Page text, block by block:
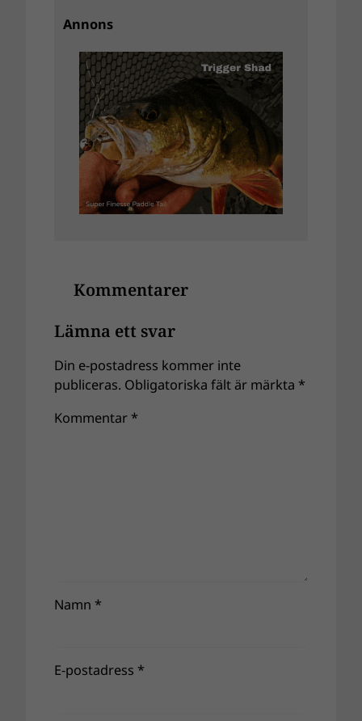
Annons
Kommentarer
Lämna ett svar
Din e-postadress kommer inte
publiceras. Obligatoriska fält är märkta *
Kommentar *
Namn *
E-postadress *